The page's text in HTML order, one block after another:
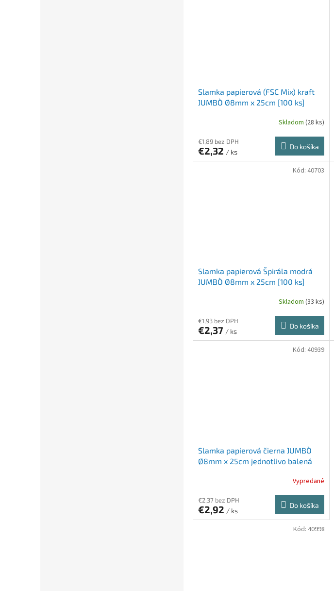
Slamka papierová (FSC Mix) kraft
`JUMBO` Ø8mm x 25cm [100 ks]
Skladom (28 ks)
€1,89 bez DPH
€2,32 / ks
Do košíka
Slamka papierová Špirála modrá
`JUMBO` Ø8mm x 25cm [100 ks]
Skladom (33 ks)
€1,93 bez DPH
€2,37 / ks
Do košíka
Kód: 40703
Slamka papierová čierna `JUMBO`
Ø8mm x 25cm jednotlivo balená
Vypredané
€2,37 bez DPH
€2,92 / ks
Do košíka
Kód: 40939
Kód: 40998